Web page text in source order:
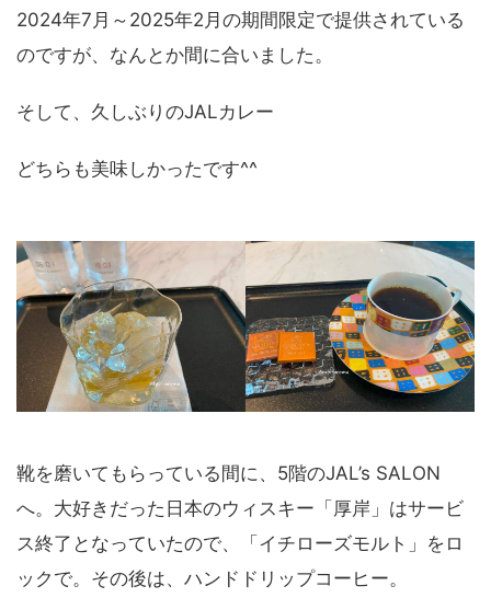
2024年7月～2025年2月の期間限定で提供されている
のですが、なんとか間に合いました。
そして、久しぶりのJALカレー
どちらも美味しかったです^^
靴を磨いてもらっている間に、5階のJAL’s SALON
へ。大好きだった日本のウィスキー「厚岸」はサービ
ス終了となっていたので、「イチローズモルト」をロ
ックで。その後は、ハンドドリップコーヒー。